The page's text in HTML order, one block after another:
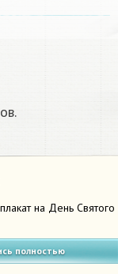
на День Святого
полностью